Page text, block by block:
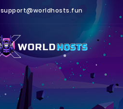
support@worldhosts.fun